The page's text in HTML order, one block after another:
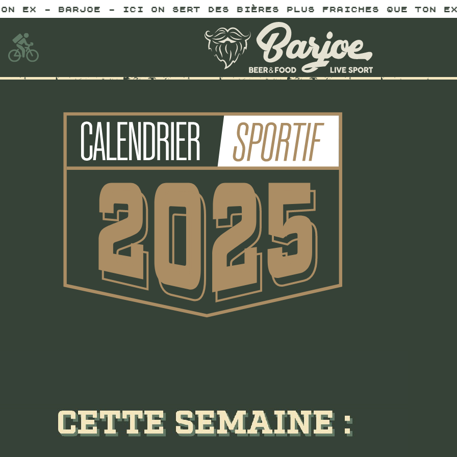
- ICI ON SERT DES BIÈRES PLUS FRAICHES QUE TON EX - BARJOE -